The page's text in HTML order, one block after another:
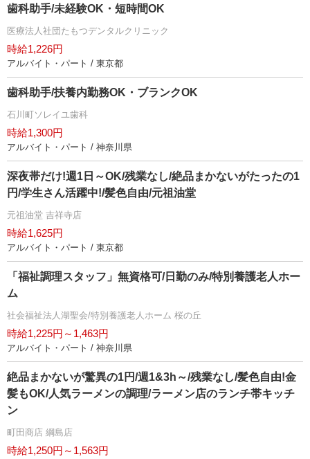
歯科助手/未経験OK・短時間OK
医療法人社団たもつデンタルクリニック
時給1,226円
アルバイト・パート / 東京都
歯科助手/扶養内勤務OK・ブランクOK
石川町ソレイユ歯科
時給1,300円
アルバイト・パート / 神奈川県
深夜帯だけ!週1日～OK/残業なし/絶品まかないがたったの1
円/学生さん活躍中!/髪色自由/元祖油堂
元祖油堂 吉祥寺店
時給1,625円
アルバイト・パート / 東京都
「福祉調理スタッフ」無資格可/日勤のみ/特別養護老人ホー
ム
社会福祉法人湖聖会/特別養護老人ホーム 桜の丘
時給1,225円～1,463円
アルバイト・パート / 神奈川県
絶品まかないが驚異の1円/週1&3h～/残業なし/髪色自由!金
髪もOK/人気ラーメンの調理/ラーメン店のランチ帯キッチ
ン
町田商店 綱島店
時給1,250円～1,563円